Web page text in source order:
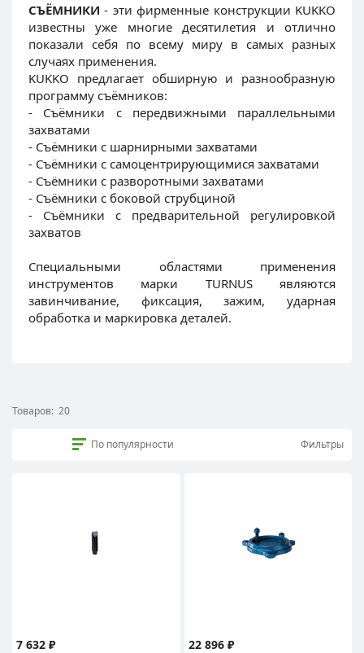
СЪЁМНИКИ - эти фирменные конструкции KUKKO
известны уже многие десятилетия и отлично
показали себя по всему миру в самых разных
случаях применения.
KUKKO предлагает обширную и разнообразную
программу съёмников:
- Съёмники с передвижными параллельными
захватами
- Съёмники с шарнирными захватами
- Съёмники с самоцентрирующимися захватами
- Съёмники с разворотными захватами
- Съёмники с боковой струбциной
- Съёмники с предварительной регулировкой
захватов
Специальными областями применения
инструментов марки TURNUS являются
завинчивание, фиксация, зажим, ударная
обработка и маркировка деталей.
Товаров: 20
По популярности Фильтры
7 632 ₽ 22 896 ₽